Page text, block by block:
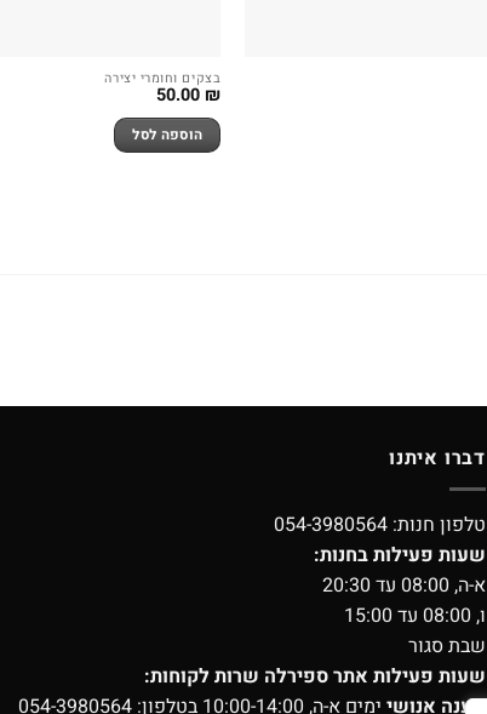
בצקים וחומרי יצירה
50.00 ₪
הוספה לסל
דברו איתנו
טלפון חנות: 054-3980564
שעות פעילות בחנות:
א-ה, 08:00 עד 20:30
ו, 08:00 עד 15:00
שבת סגור
שעות פעילות אתר ספירלה שרות לקוחות:
מענה אנושי ימים א-ה, 10:00-14:00 בטלפון: 054-3980564